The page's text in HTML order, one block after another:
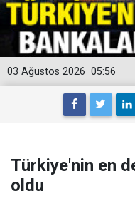
05:56
03 Ağustos 2026
Türkiye'nin en
oldu